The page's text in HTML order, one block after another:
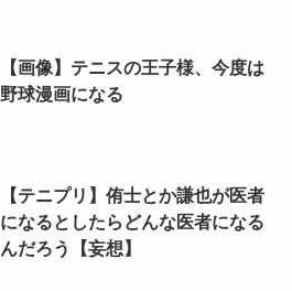
【画像】テニスの王子様、今度は
野球漫画になる
【テニプリ】侑士とか謙也が医者
になるとしたらどんな医者になる
んだろう【妄想】